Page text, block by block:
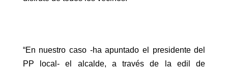
“En nuestro caso -ha apuntado el presidente del
PP local- el alcalde, a través de la edil de